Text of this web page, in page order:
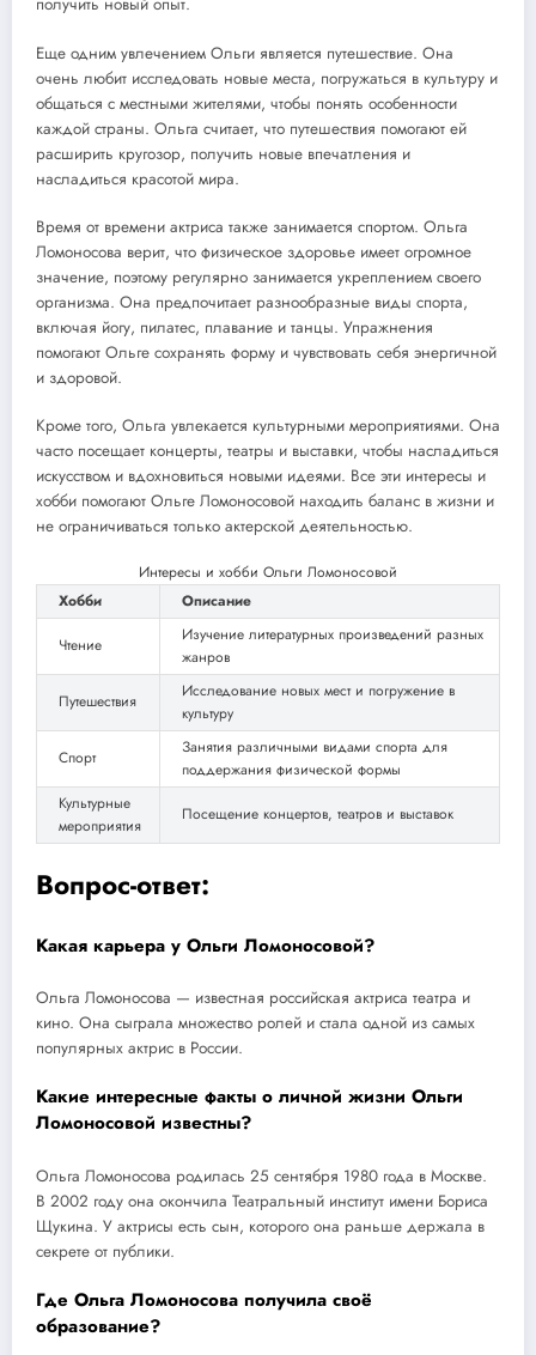
получить новый опыт.
Еще одним увлечением Ольги является путешествие. Она
очень любит исследовать новые места, погружаться в культуру и
общаться с местными жителями, чтобы понять особенности
каждой страны. Ольга считает, что путешествия помогают ей
расширить кругозор, получить новые впечатления и
насладиться красотой мира.
Время от времени актриса также занимается спортом. Ольга
Ломоносова верит, что физическое здоровье имеет огромное
значение, поэтому регулярно занимается укреплением своего
организма. Она предпочитает разнообразные виды спорта,
включая йогу, пилатес, плавание и танцы. Упражнения
помогают Ольге сохранять форму и чувствовать себя энергичной
и здоровой.
Кроме того, Ольга увлекается культурными мероприятиями. Она
часто посещает концерты, театры и выставки, чтобы насладиться
искусством и вдохновиться новыми идеями. Все эти интересы и
хобби помогают Ольге Ломоносовой находить баланс в жизни и
не ограничиваться только актерской деятельностью.
Интересы и хобби Ольги Ломоносовой
Хобби
Описание
Чтение
Изучение литературных произведений разных
жанров
Путешествия
Исследование новых мест и погружение в
культуру
Спорт
Занятия различными видами спорта для
поддержания физической формы
Культурные
мероприятия
Посещение концертов, театров и выставок
Вопрос-ответ:
Какая карьера у Ольги Ломоносовой?
Ольга Ломоносова — известная российская актриса театра и
кино. Она сыграла множество ролей и стала одной из самых
популярных актрис в России.
Какие интересные факты о личной жизни Ольги
Ломоносовой известны?
Ольга Ломоносова родилась 25 сентября 1980 года в Москве.
В 2002 году она окончила Театральный институт имени Бориса
Щукина. У актрисы есть сын, которого она раньше держала в
секрете от публики.
Где Ольга Ломоносова получила своё
образование?